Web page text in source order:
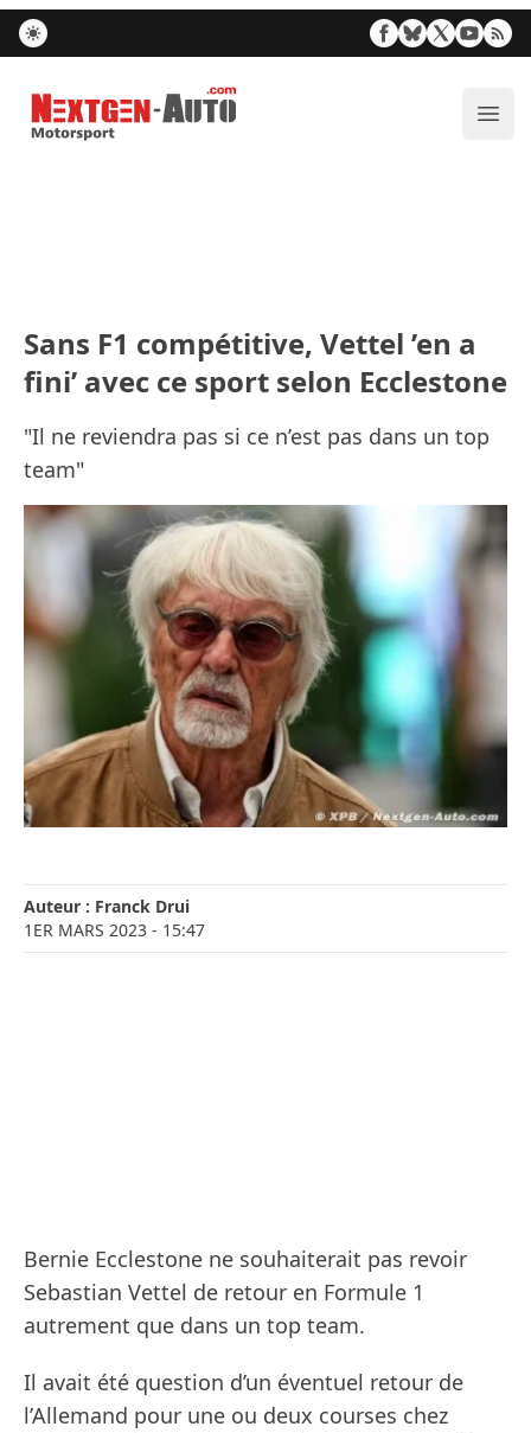
Nextgen-Auto.com
Sans F1 compétitive, Vettel ’en a
fini’ avec ce sport selon Ecclestone
"Il ne reviendra pas si ce n’est pas dans un top
team"
Auteur : Franck Drui
1ER MARS 2023 - 15:47
Bernie Ecclestone ne souhaiterait pas revoir
Sebastian Vettel de retour en Formule 1
autrement que dans un top team.
Il avait été question d’un éventuel retour de
l’Allemand pour une ou deux courses chez